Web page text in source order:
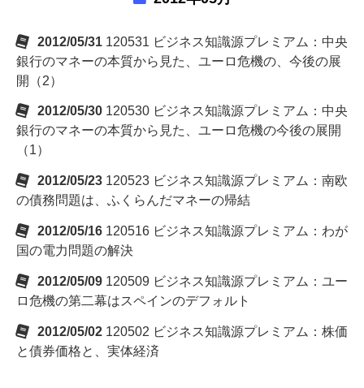
2012/05/31 120531 ビジネス知識源プレミアム：中央
銀行のマネーの本質から見た、ユーロ危機の、今後の展
開（2）
2012/05/30 120530 ビジネス知識源プレミアム：中央
銀行のマネーの本質から見た、ユーロ危機の今後の展開
（1）
2012/05/23 120523 ビジネス知識源プレミアム：南欧
の債務問題は、ふくらんだマネーの帰結
2012/05/16 120516 ビジネス知識源プレミアム：わが
国の電力問題の解決
2012/05/09 120509 ビジネス知識源プレミアム：ユー
ロ危機の第二幕はスペインのデフォルト
2012/05/02 120502 ビジネス知識源プレミアム：株価
と債券価格と、実体経済